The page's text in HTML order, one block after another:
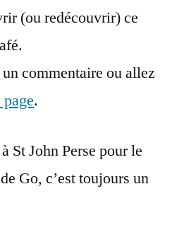
(ou redécouvrir) ce
commentaire ou allez
.
St John Perse pour le
Go, c’est toujours un